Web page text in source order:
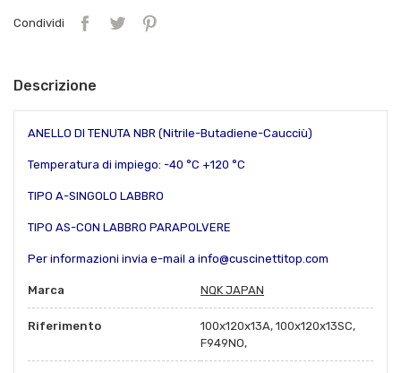
Condividi
Descrizione
ANELLO DI TENUTA NBR (Nitrile-Butadiene-Caucciù)
Temperatura di impiego: -40 °C +120 °C
TIPO A-SINGOLO LABBRO
TIPO AS-CON LABBRO PARAPOLVERE
Per informazioni invia e-mail a info@cuscinettitop.com
Marca NQK JAPAN
Riferimento
100x120x13A, 100x120x13SC,
F949NO,